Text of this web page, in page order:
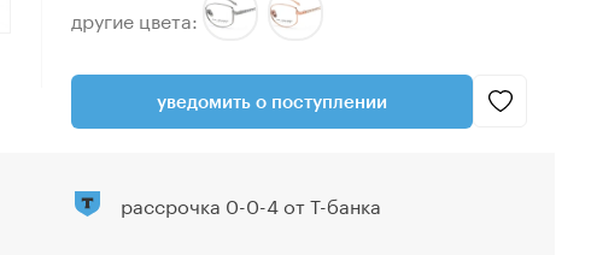
другие цвета:
уведомить о поступлении
рассрочка 0-0-4 от Т-банка